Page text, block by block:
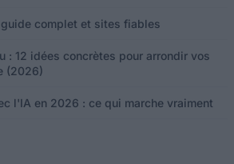
complet et sites fiables
: 12 idées concrètes pour arrondir vos
(2026)
l'IA en 2026 : ce qui marche vraiment